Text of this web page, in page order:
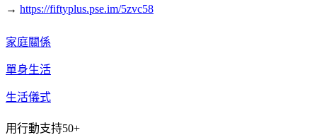
→ https://fiftyplus.pse.im/5zvc58
家庭關係
單身生活
生活儀式
用行動支持50+